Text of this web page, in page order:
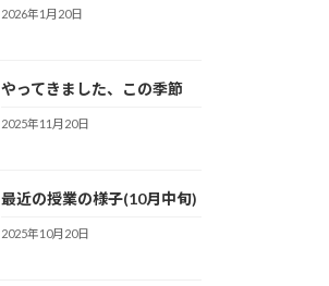
2026年1月20日
やってきました、この季節
2025年11月20日
最近の授業の様子(10月中旬)
2025年10月20日